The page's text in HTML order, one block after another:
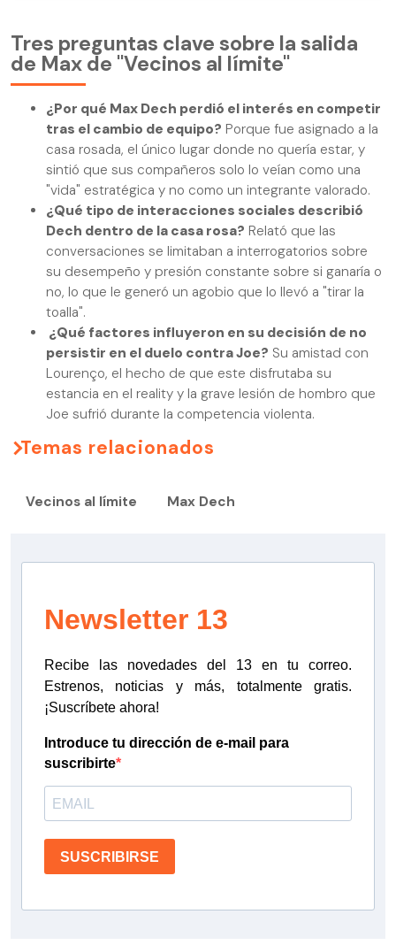
Tres preguntas clave sobre la salida
de Max de "Vecinos al límite"
¿Por qué Max Dech perdió el interés en competir
tras el cambio de equipo? Porque fue asignado a la
casa rosada, el único lugar donde no quería estar, y
sintió que sus compañeros solo lo veían como una
"vida" estratégica y no como un integrante valorado.
¿Qué tipo de interacciones sociales describió
Dech dentro de la casa rosa? Relató que las
conversaciones se limitaban a interrogatorios sobre
su desempeño y presión constante sobre si ganaría o
no, lo que le generó un agobio que lo llevó a "tirar la
toalla".
¿Qué factores influyeron en su decisión de no
persistir en el duelo contra Joe? Su amistad con
Lourenço, el hecho de que este disfrutaba su
estancia en el reality y la grave lesión de hombro que
Joe sufrió durante la competencia violenta.
Temas relacionados
Vecinos al límite Max Dech
Newsletter 13
Recibe las novedades del 13 en tu correo.
Estrenos, noticias y más, totalmente gratis.
¡Suscríbete ahora!
Introduce tu dirección de e-mail para
suscribirte
SUSCRIBIRSE